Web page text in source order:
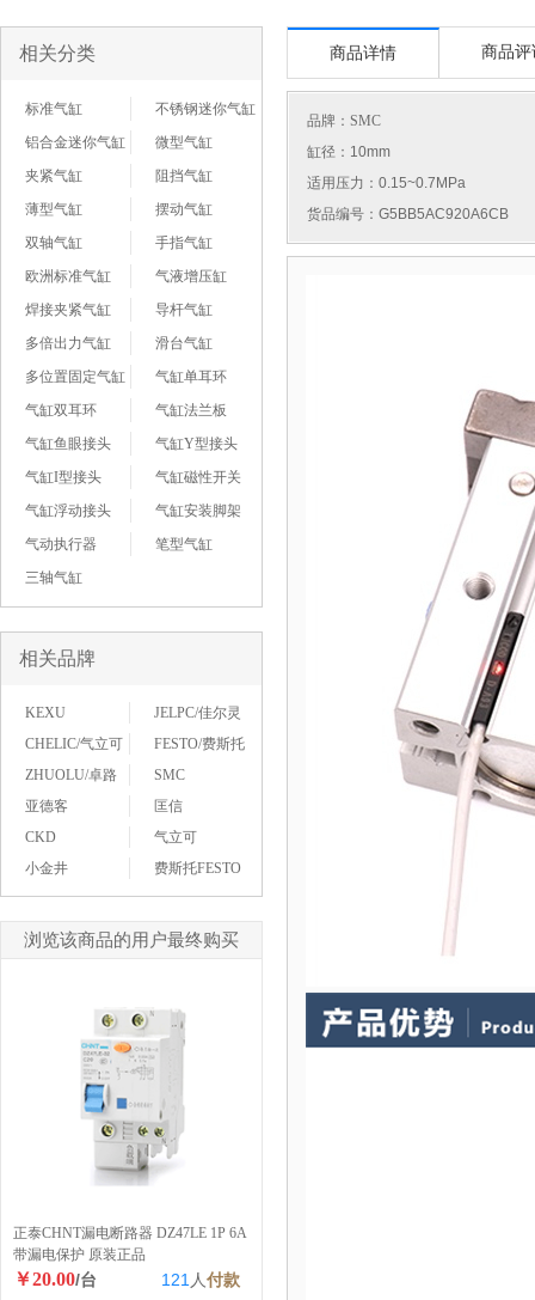
相关分类
标准气缸
不锈钢迷你气缸
铝合金迷你气缸
微型气缸
夹紧气缸
阻挡气缸
薄型气缸
摆动气缸
双轴气缸
手指气缸
欧洲标准气缸
气液增压缸
焊接夹紧气缸
导杆气缸
多倍出力气缸
滑台气缸
多位置固定气缸
气缸单耳环
气缸双耳环
气缸法兰板
气缸鱼眼接头
气缸Y型接头
气缸I型接头
气缸磁性开关
气缸浮动接头
气缸安装脚架
气动执行器
笔型气缸
三轴气缸
相关品牌
KEXU
JELPC/佳尔灵
CHELIC/气立可
FESTO/费斯托
ZHUOLU/卓路
SMC
亚德客
匡信
CKD
气立可
小金井
费斯托FESTO
浏览该商品的用户最终购买
正泰CHNT漏电断路器 DZ47LE 1P 6A
带漏电保护 原装正品
￥20.00/台 121 人付款
商品详情 商品评
品牌： SMC
缸径：10mm
适用压力：0.15~0.7MPa
货品编号：G5BB5AC920A6CB